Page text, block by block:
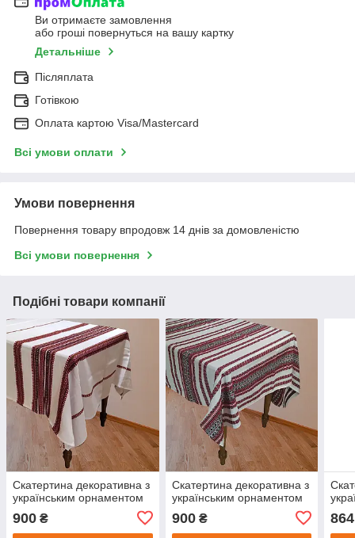
Ви отримаєте замовлення
або гроші повернуться на вашу картку
Детальніше
Післяплата
Готівкою
Оплата картою Visa/Mastercard
Всі умови оплати
Умови повернення
Повернення товару впродовж 14 днів за домовленістю
Всі умови повернення
Подібні товари компанії
Скатертина декоративна з
українським орнаментом
900 ₴
Скатертина декоративна з
українським орнаментом
900₴ 864